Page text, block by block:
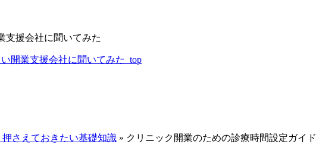
支援会社に聞いてみた
開業支援会社に聞いてみた_top
さえておきたい基礎知識 » クリニック開業のための診療時間設定ガイド